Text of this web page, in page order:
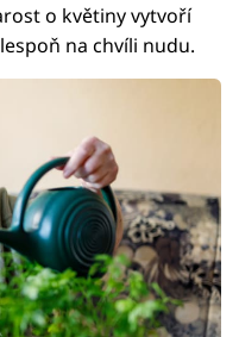
o květiny vytvoří
na chvíli nudu.